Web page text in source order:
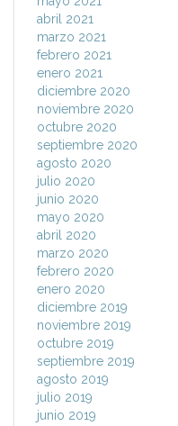
abril 2021
marzo 2021
febrero 2021
enero 2021
diciembre 2020
noviembre 2020
octubre 2020
septiembre 2020
agosto 2020
julio 2020
junio 2020
mayo 2020
abril 2020
marzo 2020
febrero 2020
enero 2020
diciembre 2019
noviembre 2019
octubre 2019
septiembre 2019
agosto 2019
julio 2019
junio 2019